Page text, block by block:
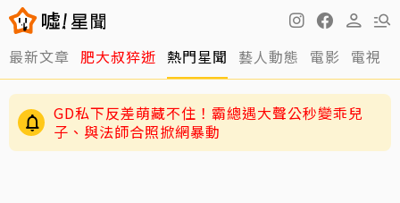
最新文章 肥大叔猝逝 熱門星聞 藝人動態 電影 電視
周渝民護女超狂！放話未來女婿千萬聘金才行